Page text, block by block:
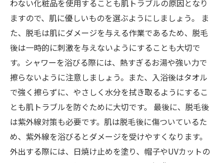
わない化粧品を使用することも肌トラブルの原因となり
ますので、肌に優しいものを選ぶようにしましょう。 ま
た、脱毛は肌にダメージを与える作業であるため、脱毛
後は一時的に刺激を与えないようにすることも大切で
す。シャワーを浴びる際には、熱すぎるお湯や強い力で
擦らないように注意しましょう。また、入浴後はタオル
で強く擦らずに、やさしく水分を拭き取るようにするこ
とも肌トラブルを防ぐために大切です。 最後に、脱毛後
は紫外線対策も必要です。肌は脱毛後に傷ついているた
め、紫外線を浴びるとダメージを受けやすくなります。
外出する際には、日焼け止めを塗り、帽子やUVカットの